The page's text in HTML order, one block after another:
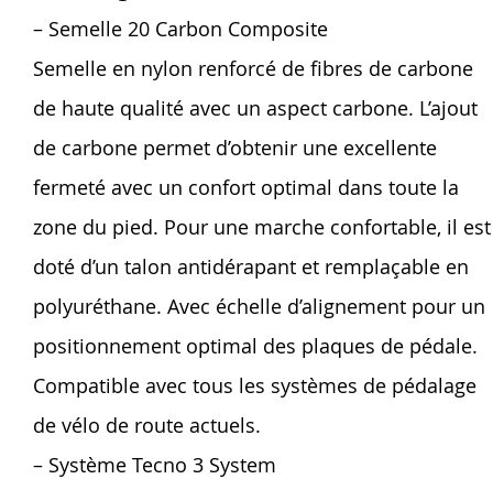
– Semelle 20 Carbon Composite
Semelle en nylon renforcé de fibres de carbone
de haute qualité avec un aspect carbone. L’ajout
de carbone permet d’obtenir une excellente
fermeté avec un confort optimal dans toute la
zone du pied. Pour une marche confortable, il est
doté d’un talon antidérapant et remplaçable en
polyuréthane. Avec échelle d’alignement pour un
positionnement optimal des plaques de pédale.
Compatible avec tous les systèmes de pédalage
de vélo de route actuels.
– Système Tecno 3 System